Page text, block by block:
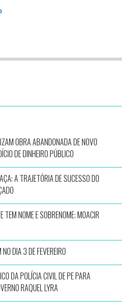
OBRA ABANDONADA DE NOVO
DE DINHEIRO PÚBLICO
A TRAJETÓRIA DE SUCESSO DO
NOME E SOBRENOME: MOACIR
DIA 3 DE FEVEREIRO
DA POLÍCIA CIVIL DE PE PARA
RAQUEL LYRA